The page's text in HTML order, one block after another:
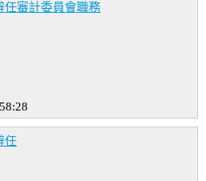
任審計委員會職務
任